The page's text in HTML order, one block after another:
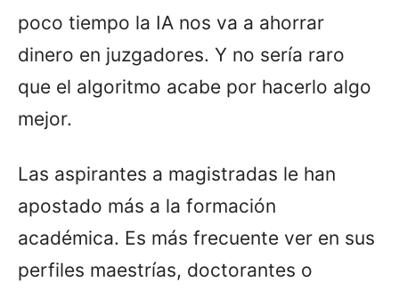
poco tiempo la IA nos va a ahorrar
dinero en juzgadores. Y no sería raro
que el algoritmo acabe por hacerlo algo
mejor.
Las aspirantes a magistradas le han
apostado más a la formación
académica. Es más frecuente ver en sus
perfiles maestrías, doctorantes o